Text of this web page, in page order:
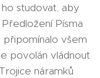
studovat, aby
Písma
připomínalo všem
povolán vládnout
náramků